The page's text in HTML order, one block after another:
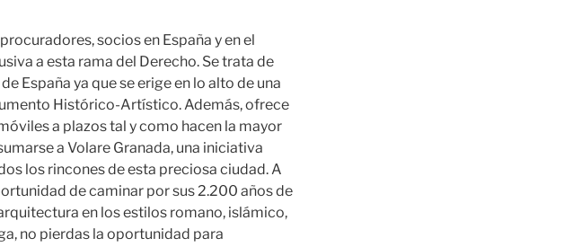
socios en España y en el
a esta rama del Derecho. Se trata de
España ya que se erige en lo alto de una
Histórico-Artístico. Además, ofrece
a plazos tal y como hacen la mayor
a Volare Granada, una iniciativa
los rincones de esta preciosa ciudad. A
de caminar por sus 2.200 años de
en los estilos romano, islámico,
no pierdas la oportunidad para